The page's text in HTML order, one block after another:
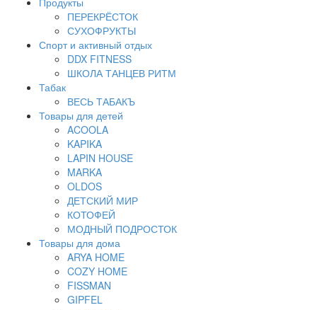
ПЕРЕКРЁСТОК
СУХОФРУКТЫ
Спорт и активный отдых
DDX FITNESS
ШКОЛА ТАНЦЕВ РИТМ
Табак
ВЕСЬ ТАБАКЪ
Товары для детей
ACOOLA
KAPIKA
LAPIN HOUSE
MARKA
OLDOS
ДЕТСКИЙ МИР
КОТОФЕЙ
МОДНЫЙ ПОДРОСТОК
Товары для дома
ARYA HOME
COZY HOME
FISSMAN
GIPFEL